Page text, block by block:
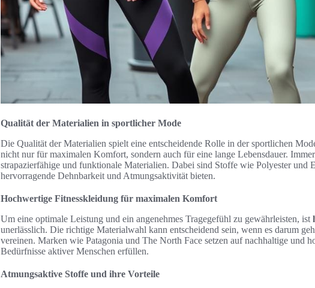
Qualität der Materialien in sportlicher Mode
Die Qualität der Materialien spielt eine entscheidende Rolle in der sportlichen
nicht nur für maximalen Komfort, sondern auch für eine lange Lebensdauer.
strapazierfähige und funktionale Materialien. Dabei sind Stoffe wie Polyester und
hervorragende Dehnbarkeit und Atmungsaktivität bieten.
Hochwertige Fitnesskleidung für maximalen Komfort
Um eine optimale Leistung und ein angenehmes Tragegefühl zu gewährleisten, ist
unerlässlich. Die richtige Materialwahl kann entscheidend sein, wenn es darum
vereinen. Marken wie Patagonia und The North Face setzen auf nachhaltige und
Bedürfnisse aktiver Menschen erfüllen.
Atmungsaktive Stoffe und ihre Vorteile